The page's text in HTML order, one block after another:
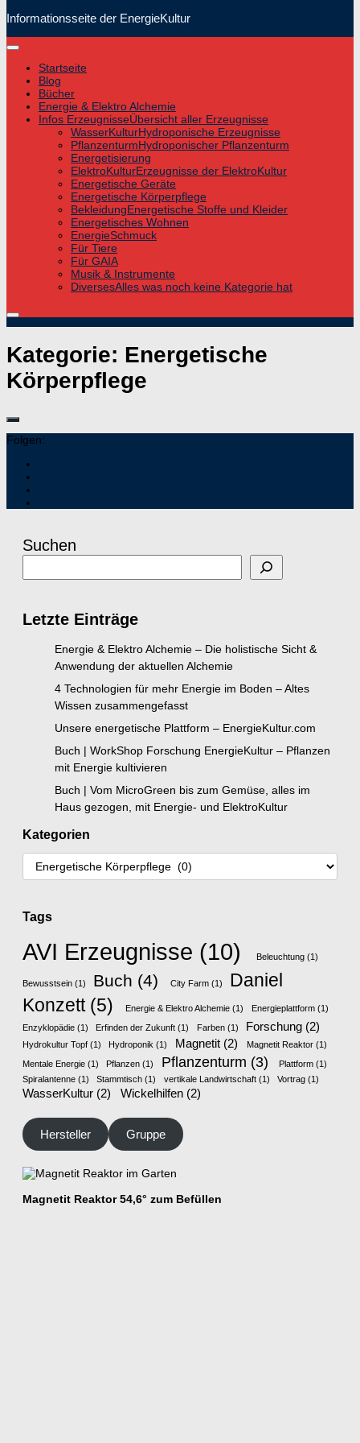
Informationsseite der EnergieKultur
Startseite
Blog
Bücher
Energie & Elektro Alchemie
Infos ErzeugnisseÜbersicht aller Erzeugnisse
WasserKulturHydroponische Erzeugnisse
PflanzenturmHydroponischer Pflanzenturm
Energetisierung
ElektroKulturErzeugnisse der ElektroKultur
Energetische Geräte
Energetische Körperpflege
BekleidungEnergetische Stoffe und Kleider
Energetisches Wohnen
EnergieSchmuck
Für Tiere
Für GAIA
Musik & Instrumente
DiversesAlles was noch keine Kategorie hat
Kategorie: Energetische
Körperpflege
Folgen:
Suchen
Letzte Einträge
Energie & Elektro Alchemie – Die holistische Sicht &
Anwendung der aktuellen Alchemie
4 Technologien für mehr Energie im Boden – Altes
Wissen zusammengefasst
Unsere energetische Plattform – EnergieKultur.com
Buch | WorkShop Forschung EnergieKultur – Pflanzen
mit Energie kultivieren
Buch | Vom MicroGreen bis zum Gemüse, alles im
Haus gezogen, mit Energie- und ElektroKultur
Kategorien
Tags
AVI Erzeugnisse (10) Beleuchtung(1)
Bewusstsein (1) Buch (4) City Farm(1)
Daniel
Konzett(5) Energie & Elektro Alchemie (1) Energieplattform(1)
Enzyklopädie (1) Erfinden der Zukunft (1) Farben(1) Forschung(2)
Hydrokultur Topf (1) Hydroponik (1) Magnetit(2) Magnetit Reaktor (1)
Mentale Energie (1) Pflanzen (1) Pflanzenturm (3) Plattform(1)
Spiralantenne (1) Stammtisch (1) vertikale Landwirtschaft(1) Vortrag(1)
WasserKultur (2) Wickelhilfen(2)
Hersteller Gruppe
Magnetit Reaktor 54,6° zum Befüllen